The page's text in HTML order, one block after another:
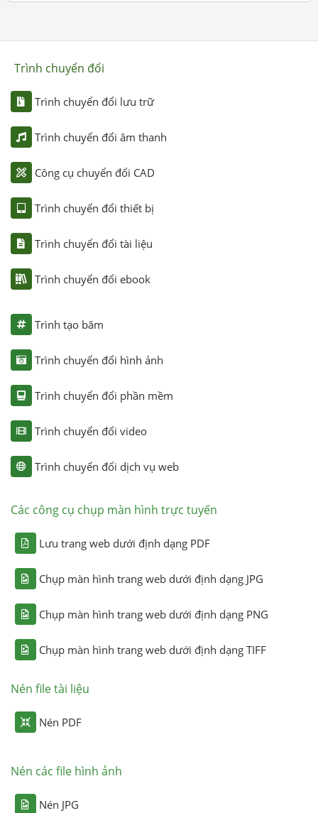
Trình chuyển đổi
Trình chuyển đổi lưu trữ
Trình chuyển đổi âm thanh
Công cụ chuyển đổi CAD
Trình chuyển đổi thiết bị
Trình chuyển đổi tài liệu
Trình chuyển đổi ebook
Trình tạo băm
Trình chuyển đổi hình ảnh
Trình chuyển đổi phần mềm
Trình chuyển đổi video
Trình chuyển đổi dịch vụ web
Các công cụ chụp màn hình trực tuyến
Lưu trang web dưới định dạng PDF
Chụp màn hình trang web dưới định dạng JPG
Chụp màn hình trang web dưới định dạng PNG
Chụp màn hình trang web dưới định dạng TIFF
Nén file tài liệu
Nén PDF
Nén các file hình ảnh
Nén JPG